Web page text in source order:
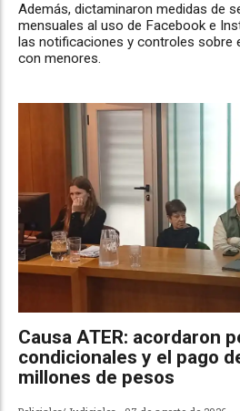
Además, dictaminaron medidas de
mensuales al uso de Facebook e
las notificaciones y controles sobre
con menores.
Causa ATER: acordaron
condicionales y el pago
millones de pesos